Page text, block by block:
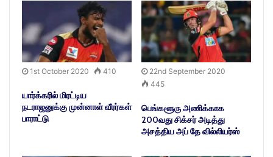
1st October 2020 410
யார்க்கரில் மிரட்டிய
நடராஜனுக்கு முன்னாள் வீரர்கள்
பாராட்டு
22nd September 2020
445
பெங்களூரு அணிக்காக
200வது சிக்சர் அடித்து
அசத்திய அப் தே வில்லியர்ஸ்